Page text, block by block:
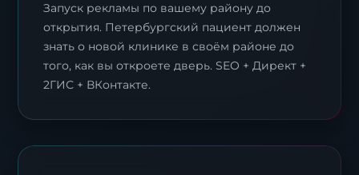
Запуск рекламы по вашему району до
открытия. Петербургский пациент должен
знать о новой клинике в своём районе до
того, как вы откроете дверь. SEO + Директ +
2ГИС + ВКонтакте.